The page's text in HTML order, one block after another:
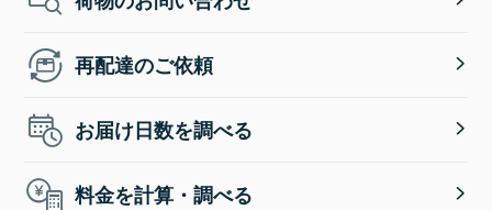
再配達のご依頼
お届け日数を調べる
料金を計算・調べる